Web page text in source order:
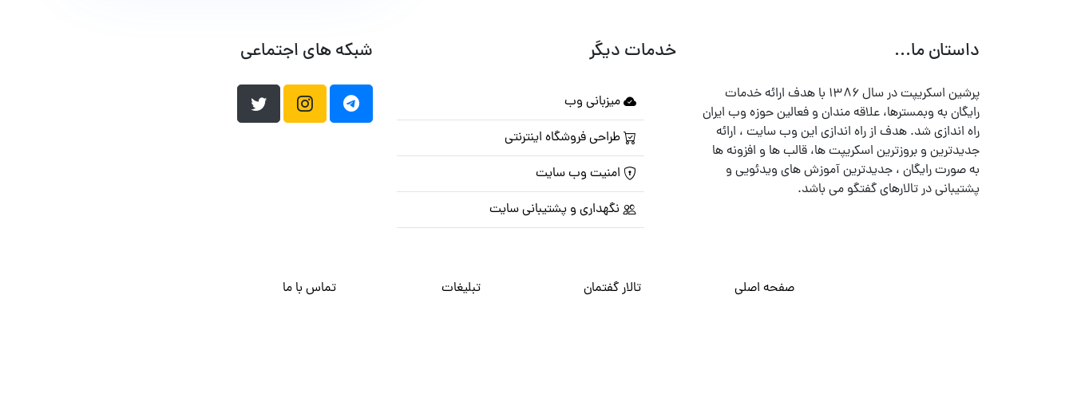
داستان ما...
پرشین اسکریپت در سال ۱۳۸۶ با هدف ارائه خدمات
رایگان به وبمسترها، علاقه مندان و فعالین حوزه وب ایران
راه اندازی شد. هدف از راه اندازی این وب سایت ، ارائه
جدیدترین و بروزترین اسکریپت ها، قالب ها و افزونه ها
به صورت رایگان ، جدیدترین آموزش های ویدئویی و
پشتیبانی در تالارهای گفتگو می باشد.
خدمات دیگر
میزبانی وب
طراحی فروشگاه اینترنتی
امنیت وب سایت
نگهداری و پشتیبانی سایت
شبکه های اجتماعی
صفحه اصلی تالار گفتمان تبلیغات تماس با ما